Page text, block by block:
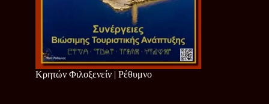
Κρητών Φιλοξενείν | Ρέθυμνο